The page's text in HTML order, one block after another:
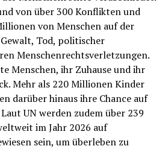
von über 300 Konflikten und
von Menschen auf der
Tod, politischer
Menschenrechtsverletzungen.
Menschen, ihr Zuhause und ihr
Mehr als 220 Millionen Kinder
darüber hinaus ihre Chance auf
UN werden zudem über 239
im Jahr 2026 auf
sein, um überleben zu